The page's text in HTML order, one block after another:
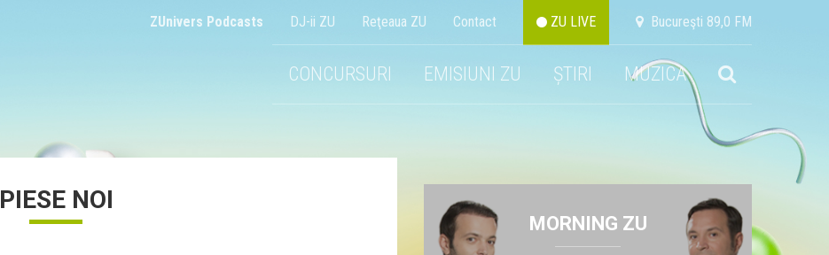
ZUnivers Podcasts DJ-ii ZU Reţeaua ZU Contact ZU LIVE Bucureşti 89,0 FM
CONCURSURI EMISIUNI ZU ȘTIRI MUZICA
PIESE NOI
MORNING ZU